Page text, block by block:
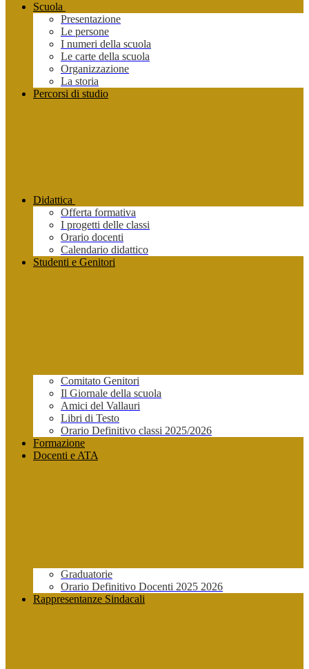
Scuola
Presentazione
Le persone
I numeri della scuola
Le carte della scuola
Organizzazione
La storia
Percorsi di studio
Didattica
Offerta formativa
I progetti delle classi
Orario docenti
Calendario didattico
Studenti e Genitori
Comitato Genitori
Il Giornale della scuola
Amici del Vallauri
Libri di Testo
Orario Definitivo classi 2025/2026
Formazione
Docenti e ATA
Graduatorie
Orario Definitivo Docenti 2025 2026
Rappresentanze Sindacali